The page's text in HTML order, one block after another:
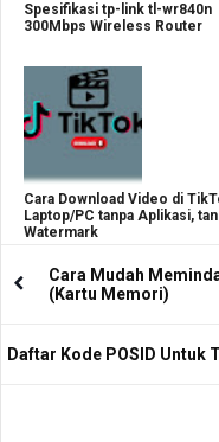
Spesifikasi tp-link tl-wr840n
300Mbps Wireless Router
Cara Download Video di
Laptop/PC tanpa Aplikasi,
Watermark
Cara Mudah
(Kartu Memori)
Daftar Kode POSID Untuk